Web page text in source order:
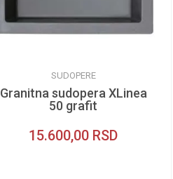
SUDOPERE
Granitna sudopera XLinea
50 grafit
15.600,00 RSD